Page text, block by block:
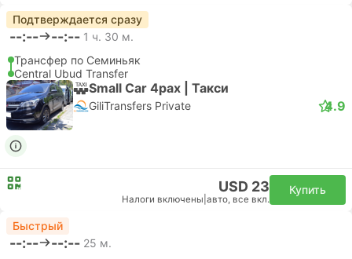
Подтверждается сразу
--:-- --:-- 1 ч. 30 м.
Трансфер по Семиньяк
Central Ubud Transfer
Small Car 4pax | Такси
GiliTransfers Private 4.9
USD 23
Налоги включены авто, все вкл.
Купить
Быстрый
--:-- --:-- 25 м.